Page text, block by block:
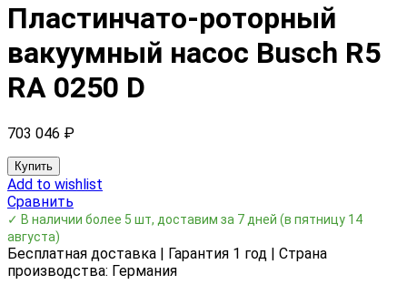
Пластинчато-роторный
вакуумный насос Busch R5
RA 0250 D
703 046 ₽
Купить
Add to wishlist
Сравнить
✓ В наличии более 5 шт, доставим за 7 дней (в пятницу 14
августа)
Бесплатная доставка | Гарантия 1 год | Страна
производства: Германия